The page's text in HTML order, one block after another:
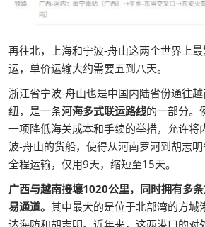
再往北，上海和宁波-舟山这两个世界上
运，单价运输大约需要五到八天。
浙江省宁波-舟山也是中国内陆省份通往
纽，是一条河海多式联运路线的一部分。
一项降低海关成本和手续的举措，允许将
波-舟山的货船，使得从河南罗河到胡志
全程运输，仅用9天，缩短至15天。
广西与越南接壤1020公里，同时拥有多
易通道。 其中最大的是位于北部湾的方城